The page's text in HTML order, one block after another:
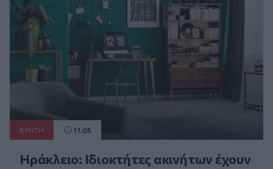
ΚΡΗΤΗ 11:05
Ηράκλειο: Ιδιοκτήτες ακινήτων έχουν